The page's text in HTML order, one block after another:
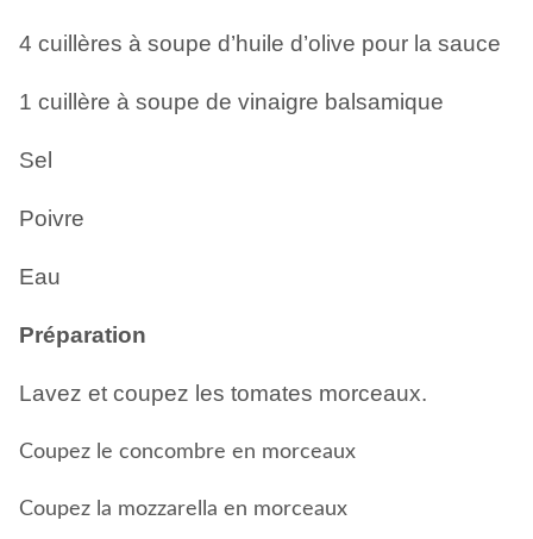
4 cuillères à soupe d’huile d’olive pour la sauce
1 cuillère à soupe de vinaigre balsamique
Sel
Poivre
Eau
Préparation
Lavez et coupez les tomates morceaux.
Coupez le concombre en morceaux
Coupez la mozzarella en morceaux